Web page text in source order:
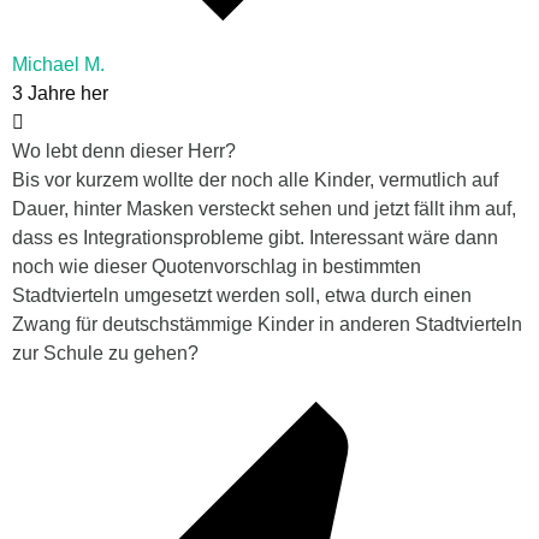
Michael M.
3 Jahre her
Wo lebt denn dieser Herr?
Bis vor kurzem wollte der noch alle Kinder, vermutlich auf
Dauer, hinter Masken versteckt sehen und jetzt fällt ihm auf,
dass es Integrationsprobleme gibt. Interessant wäre dann
noch wie dieser Quotenvorschlag in bestimmten
Stadtvierteln umgesetzt werden soll, etwa durch einen
Zwang für deutschstämmige Kinder in anderen Stadtvierteln
zur Schule zu gehen?